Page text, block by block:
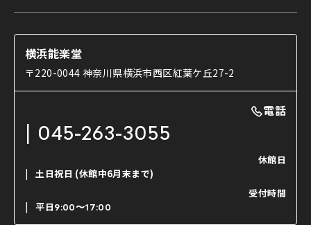
研修室
楽屋
ご利用の流れ
利用料金表
能舞台と演じ手
使用する道具
能・狂言の曲目説明
日本の古典芸能
コラム
OTABISHO
チケット購入方法
ご寄附について
よくいただくご質問
横浜能楽堂
〒220-0044 神奈川県横浜市西区紅葉ケ丘27-2
電話
045-263-3055
休館日
土日祝日 (休館中6月末まで)
受付時間
平日9:00〜17:00